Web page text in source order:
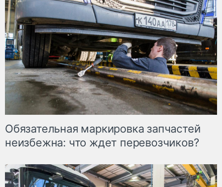
Обязательная маркировка запчастей
неизбежна: что ждет перевозчиков?